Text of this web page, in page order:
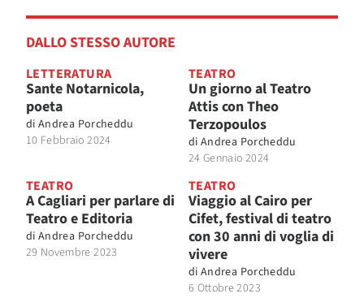
DALLO STESSO AUTORE
LETTERATURA
Sante Notarnicola,
poeta
di Andrea Porcheddu
10 Febbraio 2024
TEATRO
Un giorno al Teatro
Attis con Theo
Terzopoulos
di Andrea Porcheddu
24 Gennaio 2024
TEATRO
A Cagliari per parlare di
Teatro e Editoria
di Andrea Porcheddu
29 Novembre 2023
TEATRO
Viaggio al Cairo per
Cifet, festival di teatro
con 30 anni di voglia di
vivere
di Andrea Porcheddu
6 Ottobre 2023